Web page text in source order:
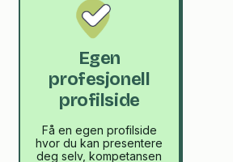
Egen
profesjonell
profilside
Få en egen profilside
hvor du kan presentere
deg selv, kompetansen